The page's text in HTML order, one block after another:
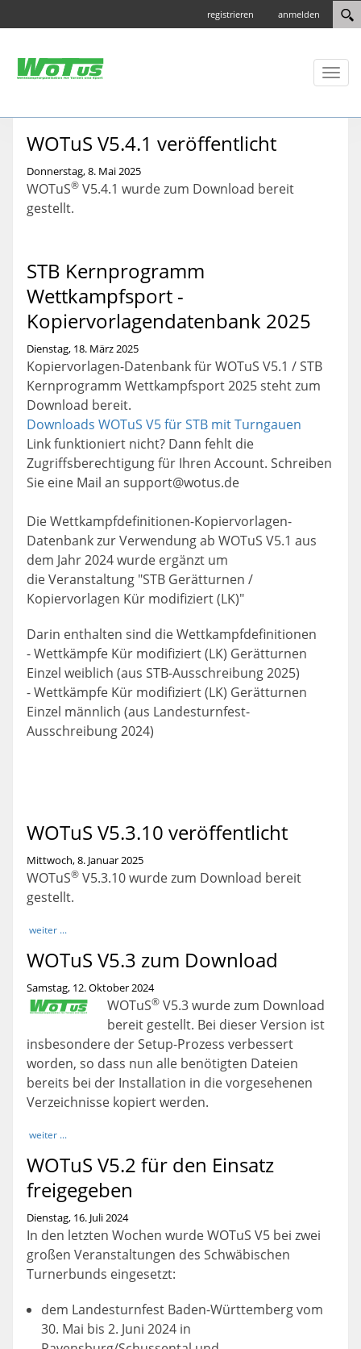
anmelden
registrieren
Toggle
WOTuS V5.4.1 veröffentlicht
Donnerstag, 8. Mai 2025
WOTuS®V5.4.1 wurde zum Download bereit
gestellt.
STB Kernprogramm
Wettkampfsport -
Kopiervorlagendatenbank 2025
Dienstag, 18. März 2025
Kopiervorlagen-Datenbank für WOTuS V5.1 / STB
Kernprogramm Wettkampfsport 2025 steht zum
Download bereit.
Downloads WOTuS V5 für STB mit Turngauen
Link funktioniert nicht? Dann fehlt die
Zugriffsberechtigung für Ihren Account. Schreiben
Sie eine Mail an support@wotus.de
Die Wettkampfdefinitionen-Kopiervorlagen-
Datenbank zur Verwendung ab WOTuS V5.1 aus
dem Jahr 2024 wurde ergänzt um
die Veranstaltung "STB Gerätturnen /
Kopiervorlagen Kür modifiziert (LK)"
Darin enthalten sind die Wettkampfdefinitionen
- Wettkämpfe Kür modifiziert (LK) Gerätturnen
Einzel weiblich (aus STB-Ausschreibung 2025)
- Wettkämpfe Kür modifiziert (LK) Gerätturnen
Einzel männlich (aus Landesturnfest-
Ausschreibung 2024)
WOTuS V5.3.10 veröffentlicht
Mittwoch, 8. Januar 2025
WOTuS®V5.3.10 wurde zum Download bereit
gestellt.
weiter ...
WOTuS V5.3 zum Download
Samstag, 12. Oktober 2024
WOTuS®V5.3 wurde zum Download
bereit gestellt. Bei dieser Version ist
insbesondere der Setup-Prozess verbessert
worden, so dass nun alle benötigten Dateien
bereits bei der Installation in die vorgesehenen
Verzeichnisse kopiert werden.
weiter ...
WOTuS V5.2 für den Einsatz
freigegeben
Dienstag, 16. Juli 2024
In den letzten Wochen wurde WOTuS V5 bei zwei
großen Veranstaltungen des Schwäbischen
Turnerbunds eingesetzt:
dem Landesturnfest Baden-Württemberg vom
30. Mai bis 2. Juni 2024 in